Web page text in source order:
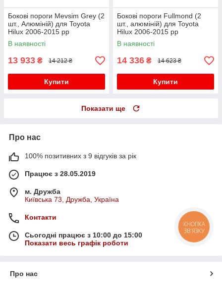
Бокові пороги Mevsim Grey (2
шт., Алюміній) для Toyota
Hilux 2006-2015 рр
В наявності
13 933 ₴ 14 212 ₴
Купити
Бокові пороги Fullmond (2
шт., алюміній) для Toyota
Hilux 2006-2015 рр
В наявності
14 336 ₴ 14 623 ₴
Купити
Показати ще
Про нас
100% позитивних з 9 відгуків за рік
Працює з 28.05.2019
м. Дружба
Київська 73, Дружба, Україна
Контакти
Сьогодні працює з 10:00 до 15:00
Показати весь графік роботи
Про нас
КНОПКА
ЗВ'ЯЗКУ